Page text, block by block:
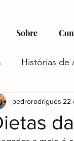
Sobre
Histórias de
Interesses no
pedrorodrigues 22